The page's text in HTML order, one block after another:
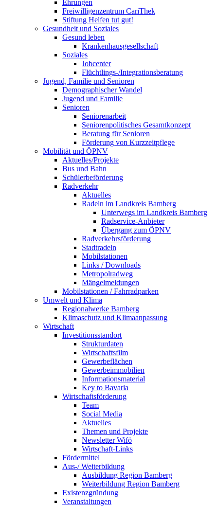
Ehrungen
Freiwilligenzentrum CariThek
Stiftung Helfen tut gut!
Gesundheit und Soziales
Gesund leben
Krankenhausgesellschaft
Soziales
Jobcenter
Flüchtlings-/Integrationsberatung
Jugend, Familie und Senioren
Demographischer Wandel
Jugend und Familie
Senioren
Seniorenarbeit
Seniorenpolitisches Gesamtkonzept
Beratung für Senioren
Förderung von Kurzzeitpflege
Mobilität und ÖPNV
Aktuelles/Projekte
Bus und Bahn
Schülerbeförderung
Radverkehr
Aktuelles
Radeln im Landkreis Bamberg
Unterwegs im Landkreis Bamberg
Radservice-Anbieter
Übergang zum ÖPNV
Radverkehrsförderung
Stadtradeln
Mobilstationen
Links / Downloads
Metropolradweg
Mängelmeldungen
Mobilstationen / Fahrradparken
Umwelt und Klima
Regionalwerke Bamberg
Klimaschutz und Klimaanpassung
Wirtschaft
Investitionsstandort
Strukturdaten
Wirtschaftsfilm
Gewerbeflächen
Gewerbeimmobilien
Informationsmaterial
Key to Bavaria
Wirtschaftsförderung
Team
Social Media
Aktuelles
Themen und Projekte
Newsletter Wifö
Wirtschaft-Links
Fördermittel
Aus-/ Weiterbildung
Ausbildung Region Bamberg
Weiterbildung Region Bamberg
Existenzgründung
Veranstaltungen